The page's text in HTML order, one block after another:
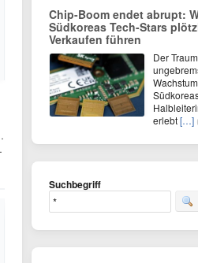
Chip-Boom endet abrupt:
Südkoreas Tech-Stars
Verkaufen führen
Der
erlebt[…]
Suchbegriff